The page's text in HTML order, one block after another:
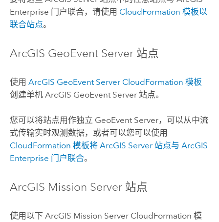
Enterprise 门户联合，请使用 CloudFormation 模板以
联合站点。
ArcGIS GeoEvent Server站点
使用 ArcGIS GeoEvent Server CloudFormation 模板
创建单机 ArcGIS GeoEvent Server站点。
您可以将站点用作独立 GeoEvent Server，可以从中流
式传输实时观测数据，或者可以您可以使用
CloudFormation 模板将 ArcGIS Server站点与 ArcGIS
Enterprise 门户联合。
ArcGIS Mission Server站点
使用以下 ArcGIS Mission Server CloudFormation 模